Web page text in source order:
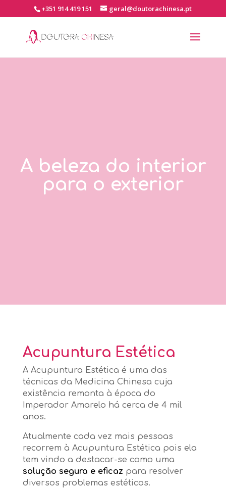
+351 914 419 151 geral@doutorachinesa.pt
A beleza do interior
para o exterior
Acupuntura Estética
A Acupuntura Estética é uma das
técnicas da Medicina Chinesa cuja
existência remonta à época do
Imperador Amarelo há cerca de 4 mil
anos.
Atualmente cada vez mais pessoas
recorrem à Acupuntura Estética pois ela
tem vindo a destacar-se como uma
solução segura e eficaz para resolver
diversos problemas estéticos.